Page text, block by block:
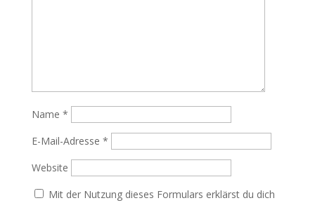
Name *
E-Mail-Adresse *
Website
Mit der Nutzung dieses Formulars erklärst du dich